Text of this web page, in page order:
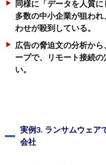
同様に「データを人質
多数の中小企業が狙わ
わせが殺到している。
広告の脅迫文の分析か
ープで、リモート接続
い。
実例3. ランサムウェア
会社